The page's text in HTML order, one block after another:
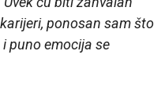
ponosan sam što
puno emocija se